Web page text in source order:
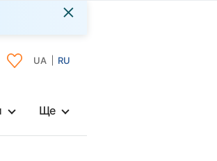
×
UA RU
Ще